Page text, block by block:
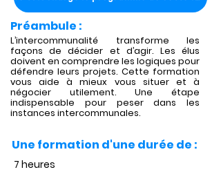
Préambule :
L’intercommunalité transforme les
façons de décider et d’agir. Les élus
doivent en comprendre les logiques pour
défendre leurs projets. Cette formation
vous aide à mieux vous situer et à
négocier utilement. Une étape
indispensable pour peser dans les
instances intercommunales.
Une formation d'une durée de :
7 heures